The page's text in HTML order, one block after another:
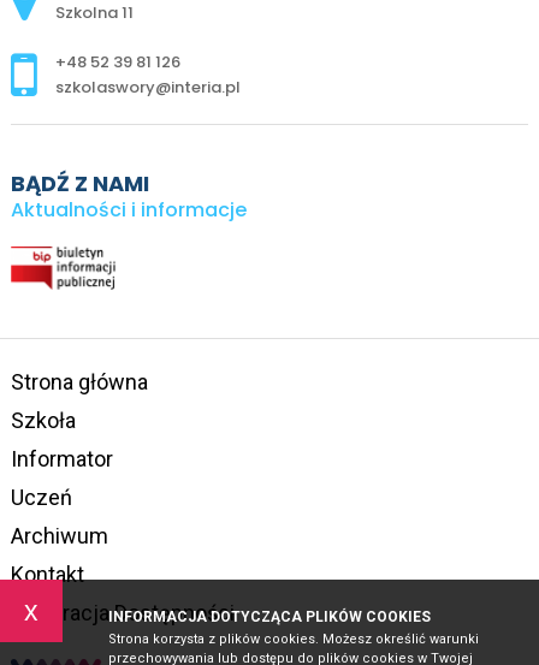
x INFORMACJA DOTYCZĄCA PLIKÓW COOKIES
Strona korzysta z plików cookies. Możesz określić warunki
przechowywania lub dostępu do plików cookies w Twojej
Szkolna 11
+48 52 39 81 126
szkolaswory@interia.pl
BĄDŹ Z NAMI
Aktualności i informacje
Strona główna
Szkoła
Informator
Uczeń
Archiwum
Kontakt
Deklaracja Dostępności